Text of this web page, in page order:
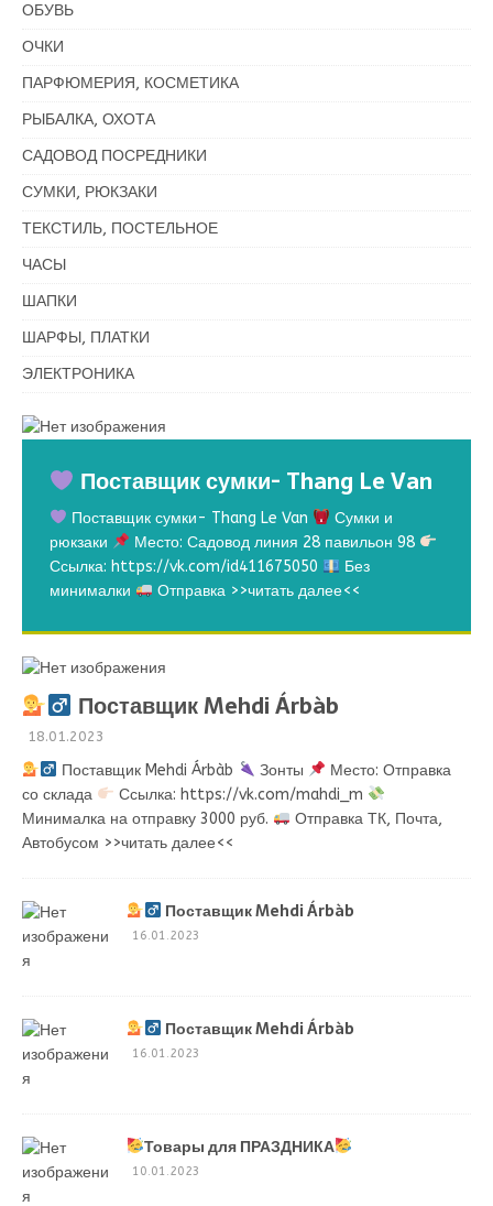
ОБУВЬ
ОЧКИ
ПАРФЮМЕРИЯ, КОСМЕТИКА
РЫБАЛКА, ОХОТА
САДОВОД ПОСРЕДНИКИ
СУМКИ, РЮКЗАКИ
ТЕКСТИЛЬ, ПОСТЕЛЬНОЕ
ЧАСЫ
ШАПКИ
ШАРФЫ, ПЛАТКИ
ЭЛЕКТРОНИКА
Поставщик сумки- Thang Le Van
Поставщик сумки- Thang Le Van
Сумки и
рюкзаки
Место: Садовод линия 28 павильон 98
Ссылка: https://vk.com/id411675050
Без
минималки
Отправка >>читать далее<<
Поставщик Mehdi Árbàb
18.01.2023
Поставщик Mehdi Árbàb Зонты
Место: Отправка
со склада
Ссылка: https://vk.com/mahdi_m
Минималка на отправку 3000 руб.
Отправка ТК, Почта,
Автобусом >>читать далее<<
Поставщик Mehdi Árbàb
16.01.2023
Поставщик Mehdi Árbàb
16.01.2023
Товары для ПРАЗДНИКА
10.01.2023